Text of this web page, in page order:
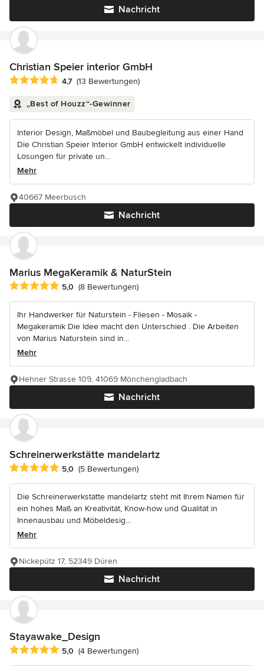
Nachricht
Christian Speier interior GmbH
Durchschnittliche Bewertung: 4.7 von 5 Sternen
4,7 (13 Bewertungen)
„Best of Houzz“-Gewinner
Interior Design, Maßmöbel und Baubegleitung aus einer Hand
Die Christian Speier Interior GmbH entwickelt individuelle
Lösungen für private un...
Mehr
Nachricht
40667 Meerbusch
Marius MegaKeramik & NaturStein
Durchschnittliche Bewertung: 5 von 5 Sternen
5,0 (8 Bewertungen)
Ihr Handwerker für Naturstein - Fliesen - Mosaik -
Megakeramik Die Idee macht den Unterschied . Die Arbeiten
von Marius Naturstein sind in...
Mehr
Nachricht
Hehner Strasse 109, 41069 Mönchengladbach
Schreinerwerkstätte mandelartz
Durchschnittliche Bewertung: 5 von 5 Sternen
5,0 (5 Bewertungen)
Die Schreinerwerkstätte mandelartz steht mit Ihrem Namen für
ein hohes Maß an Kreativität, Know-how und Qualität in
Innenausbau und Möbeldesig...
Mehr
Nachricht
Nickepütz 17, 52349 Düren
Stayawake_Design
Durchschnittliche Bewertung: 5 von 5 Sternen
5,0 (4 Bewertungen)